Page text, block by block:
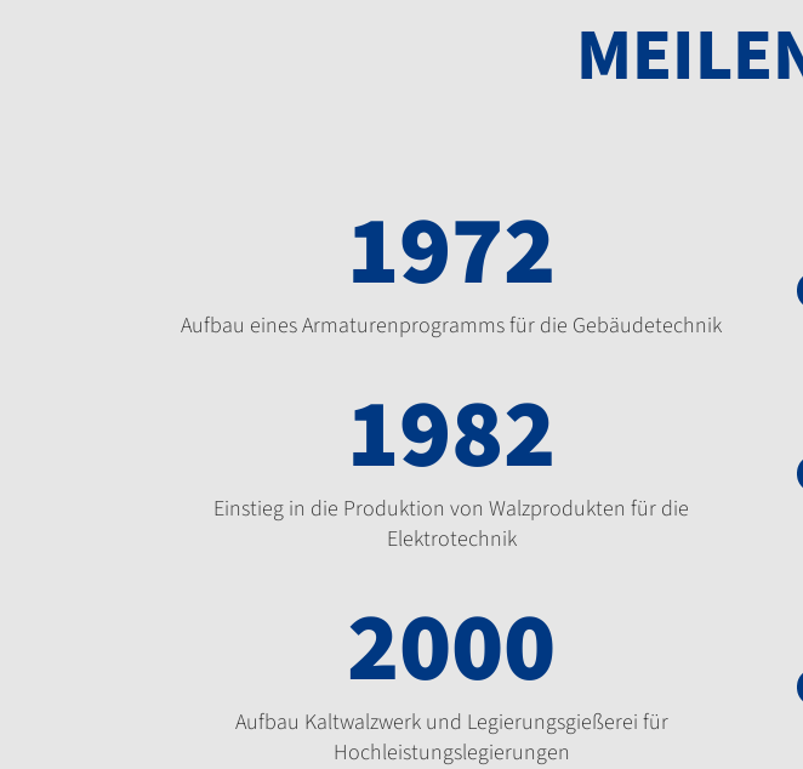
1972
Aufbau eines Armaturenprogramms für die Gebäudetechnik
1982
Einstieg in die Produktion von Walzprodukten für die
Elektrotechnik
2000
Aufbau Kaltwalzwerk und Legierungsgießerei für
Hochleistungslegierungen